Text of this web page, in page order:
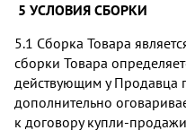
5 УСЛОВИЯ СБОРКИ
5.1 Сборка Товара
сборки Товара
действующим у Продавца
дополнительно
к договору купли-